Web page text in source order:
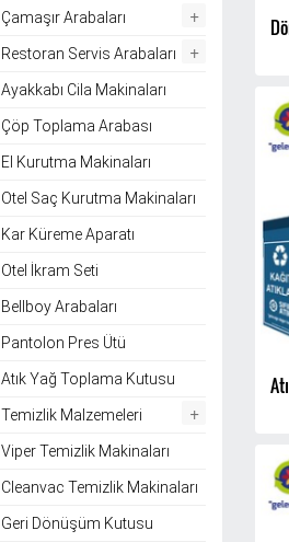
Çamaşır Arabaları +
Restoran Servis Arabaları +
Ayakkabı Cila Makinaları
Çöp Toplama Arabası
El Kurutma Makinaları
Otel Saç Kurutma Makinaları
Kar Küreme Aparatı
Otel İkram Seti
Bellboy Arabaları
Pantolon Pres Ütü
Atık Yağ Toplama Kutusu
Temizlik Malzemeleri +
Viper Temizlik Makinaları
Cleanvac Temizlik Makinaları
Geri Dönüşüm Kutusu